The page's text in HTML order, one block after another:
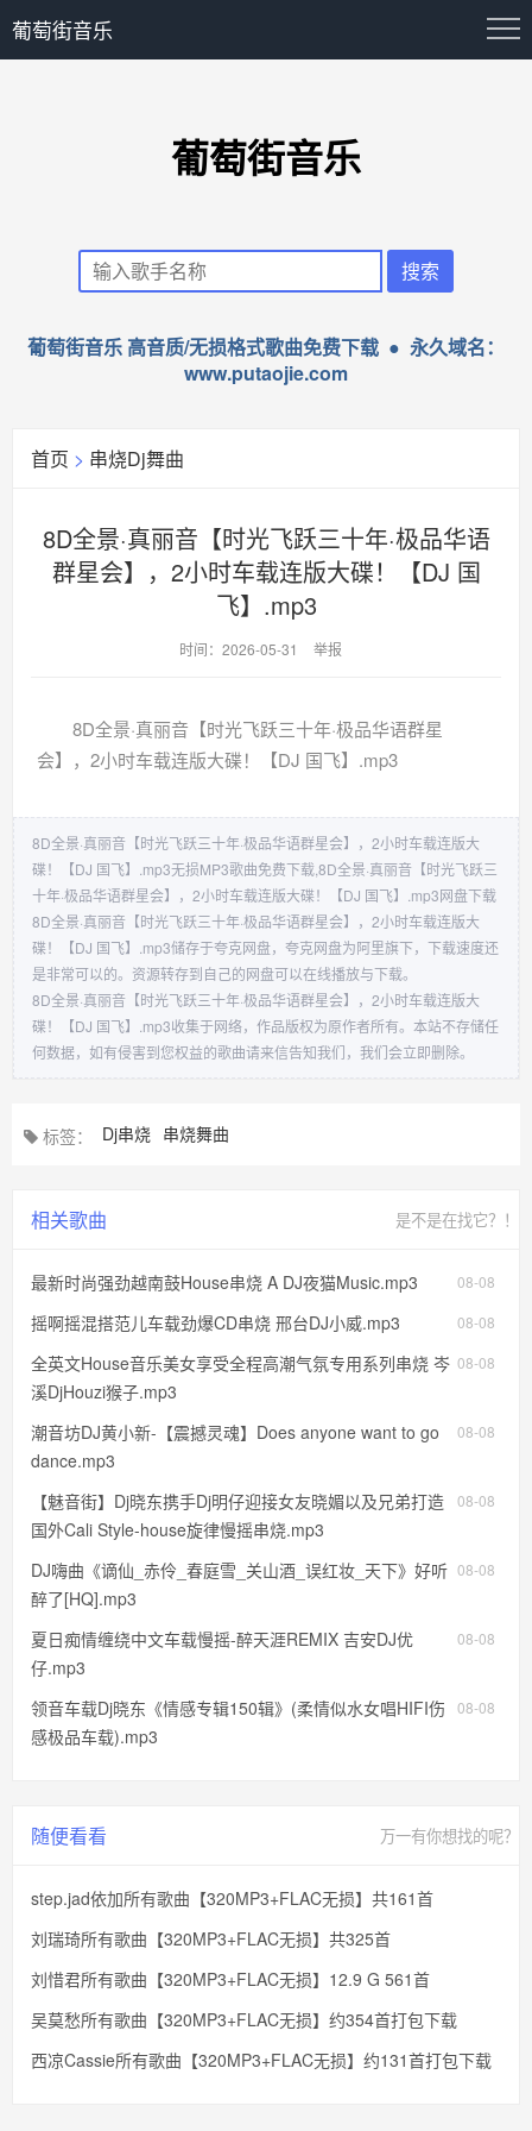
葡萄街音乐
葡萄街音乐
葡萄街音乐 高音质/无损格式歌曲免费下载 ● 永久域名：
www.putaojie.com
首页 > 串烧Dj舞曲
8D全景·真丽音【时光飞跃三十年·极品华语
群星会】，2小时车载连版大碟！【DJ 国
飞】.mp3
时间：2026-05-31 举报
8D全景·真丽音【时光飞跃三十年·极品华语群星
会】，2小时车载连版大碟！【DJ 国飞】.mp3
8D全景·真丽音【时光飞跃三十年·极品华语群星会】，2小时车载连版大
碟！【DJ 国飞】.mp3无损MP3歌曲免费下载,8D全景·真丽音【时光飞跃三
十年·极品华语群星会】，2小时车载连版大碟！【DJ 国飞】.mp3网盘下载
8D全景·真丽音【时光飞跃三十年·极品华语群星会】，2小时车载连版大
碟！【DJ 国飞】.mp3储存于夸克网盘，夸克网盘为阿里旗下，下载速度还
是非常可以的。资源转存到自己的网盘可以在线播放与下载。
8D全景·真丽音【时光飞跃三十年·极品华语群星会】，2小时车载连版大
碟！【DJ 国飞】.mp3收集于网络，作品版权为原作者所有。本站不存储任
何数据，如有侵害到您权益的歌曲请来信告知我们，我们会立即删除。
标签： Dj串烧 串烧舞曲
相关歌曲 是不是在找它？！
08-08
最新时尚强劲越南鼓House串烧 A DJ夜猫Music.mp3
08-08
摇啊摇混搭范儿车载劲爆CD串烧 邢台DJ小威.mp3
08-08
全英文House音乐美女享受全程高潮气氛专用系列串烧 岑
溪DjHouzi猴子.mp3
08-08
潮音坊DJ黄小新-【震撼灵魂】Does anyone want to go
dance.mp3
08-08
【魅音街】Dj晓东携手Dj明仔迎接女友晓媚以及兄弟打造
国外Cali Style-house旋律慢摇串烧.mp3
08-08
DJ嗨曲《谪仙_赤伶_春庭雪_关山酒_误红妆_天下》好听
醉了[HQ].mp3
08-08
夏日痴情缠绕中文车载慢摇-醉天涯REMIX 吉安DJ优
仔.mp3
08-08
领音车载Dj晓东《情感专辑150辑》(柔情似水女唱HIFI伤
感极品车载).mp3
随便看看 万一有你想找的呢？
step.jad依加所有歌曲【320MP3+FLAC无损】共161首
刘瑞琦所有歌曲【320MP3+FLAC无损】共325首
刘惜君所有歌曲【320MP3+FLAC无损】12.9 G 561首
吴莫愁所有歌曲【320MP3+FLAC无损】约354首打包下载
西凉Cassie所有歌曲【320MP3+FLAC无损】约131首打包下载